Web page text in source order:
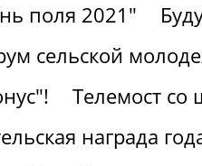
поля 2021"
сельской
Телемост
награда